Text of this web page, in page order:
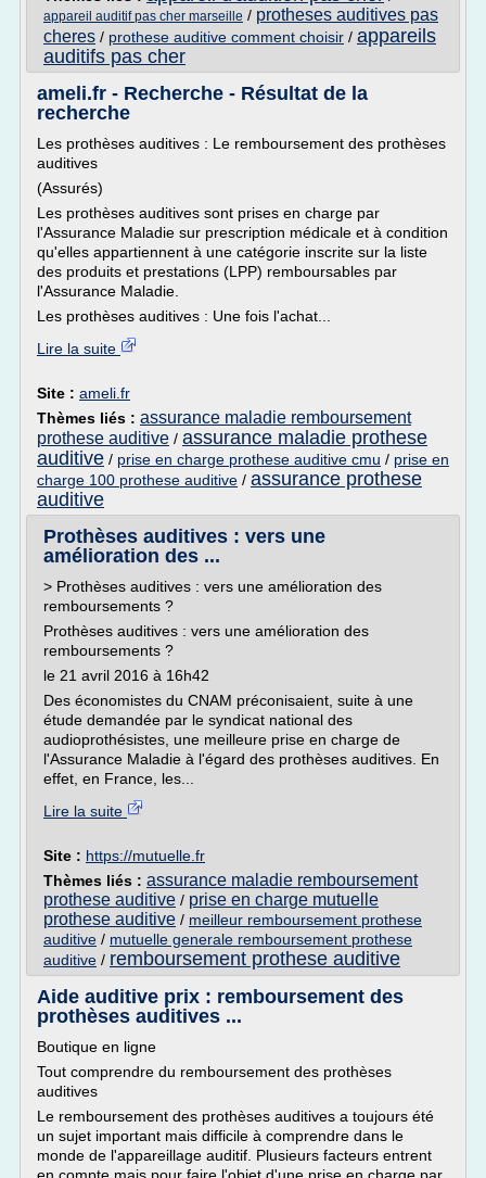
appareil auditif pas cher marseille / protheses auditives pas
cheres / prothese auditive comment choisir / appareils
auditifs pas cher
ameli.fr - Recherche - Résultat de la
recherche
Les prothèses auditives : Le remboursement des prothèses
auditives
(Assurés)
Les prothèses auditives sont prises en charge par
l'Assurance Maladie sur prescription médicale et à condition
qu'elles appartiennent à une catégorie inscrite sur la liste
des produits et prestations (LPP) remboursables par
l'Assurance Maladie.
Les prothèses auditives : Une fois l'achat...
Lire la suite
Site : ameli.fr
Thèmes liés : assurance maladie remboursement
prothese auditive / assurance maladie prothese
auditive / prise en charge prothese auditive cmu / prise en
charge 100 prothese auditive / assurance prothese
auditive
Prothèses auditives : vers une
amélioration des ...
> Prothèses auditives : vers une amélioration des
remboursements ?
Prothèses auditives : vers une amélioration des
remboursements ?
le 21 avril 2016 à 16h42
Des économistes du CNAM préconisaient, suite à une
étude demandée par le syndicat national des
audioprothésistes, une meilleure prise en charge de
l'Assurance Maladie à l'égard des prothèses auditives. En
effet, en France, les...
Lire la suite
Site : https://mutuelle.fr
Thèmes liés : assurance maladie remboursement
prothese auditive / prise en charge mutuelle
prothese auditive / meilleur remboursement prothese
auditive / mutuelle generale remboursement prothese
auditive / remboursement prothese auditive
Aide auditive prix : remboursement des
prothèses auditives ...
Boutique en ligne
Tout comprendre du remboursement des prothèses
auditives
Le remboursement des prothèses auditives a toujours été
un sujet important mais difficile à comprendre dans le
monde de l'appareillage auditif. Plusieurs facteurs entrent